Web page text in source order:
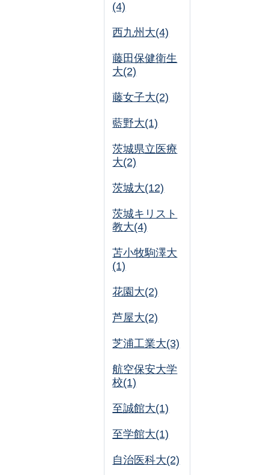
(4)
西九州大(4)
藤田保健衛生
大(2)
藤女子大(2)
藍野大(1)
茨城県立医療
大(2)
茨城大(12)
茨城キリスト
教大(4)
苫小牧駒澤大
(1)
花園大(2)
芦屋大(2)
芝浦工業大(3)
航空保安大学
校(1)
至誠館大(1)
至学館大(1)
自治医科大(2)